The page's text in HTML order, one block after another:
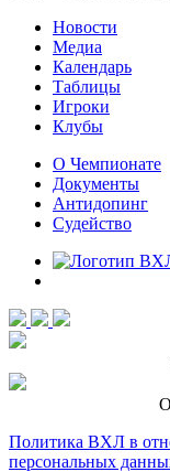
Новости
Медиа
Календарь
Таблицы
Игроки
Клубы
О Чемпионате
Документы
Антидопинг
Судейство
Политика ВХЛ в
персональных